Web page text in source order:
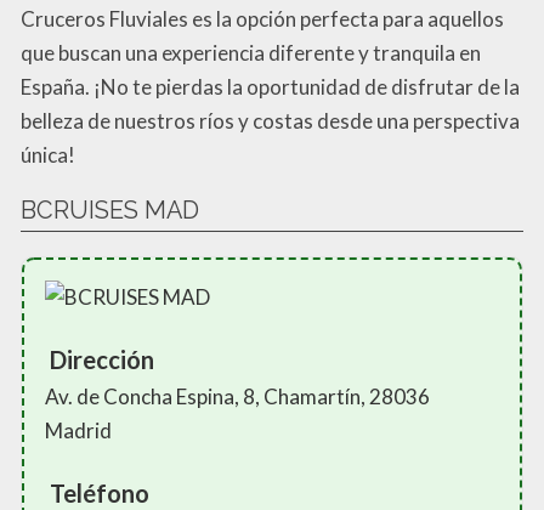
Cruceros Fluviales es la opción perfecta para aquellos
que buscan una experiencia diferente y tranquila en
España. ¡No te pierdas la oportunidad de disfrutar de la
belleza de nuestros ríos y costas desde una perspectiva
única!
BCRUISES MAD
Dirección
Av. de Concha Espina, 8, Chamartín, 28036
Madrid
Teléfono